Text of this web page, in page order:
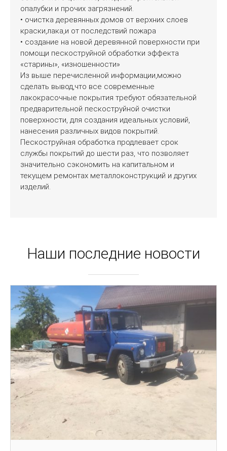
опалубки и прочих загрязнений.
• очистка деревянных домов от верхних слоев
краски,лака,и от последствий пожара
• создание на новой деревянной поверхности при
помощи пескоструйной обработки эффекта
«старины», «изношенности»
Из выше перечисленной информации,можно
сделать вывод,что все современные
лакокрасочные покрытия требуют обязательной
предварительной пескоструйной очистки
поверхности, для создания идеальных условий,
нанесения различных видов покрытий.
Пескоструйная обработка продлевает срок
службы покрытий до шести раз, что позволяет
значительно сэкономить на капитальном и
текущем ремонтах металлоконструкций и других
изделий.
Наши последние новости